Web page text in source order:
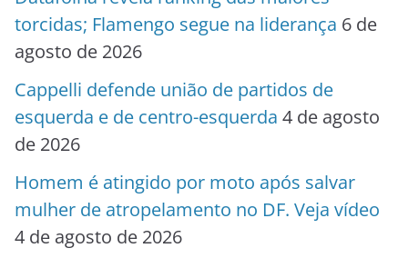
torcidas; Flamengo segue na liderança 6 de
agosto de 2026
Cappelli defende união de partidos de
esquerda e de centro-esquerda 4 de agosto
de 2026
Homem é atingido por moto após salvar
mulher de atropelamento no DF. Veja vídeo
4 de agosto de 2026